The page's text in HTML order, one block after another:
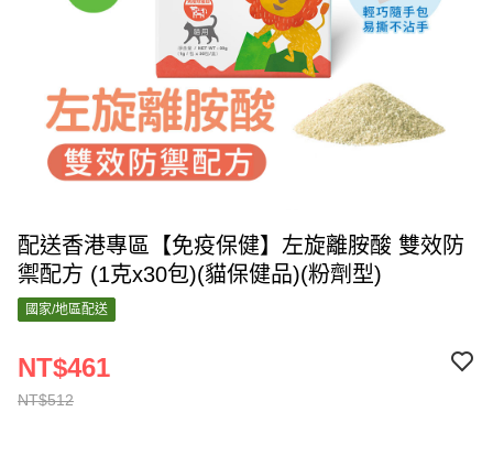
配送香港專區【免疫保健】左旋離胺酸 雙效防
禦配方 (1克x30包)(貓保健品)(粉劑型)
國家/地區配送
NT$512
NT$461